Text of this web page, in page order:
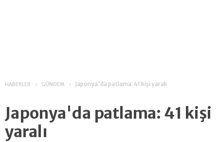
HABERLER GÜNDEM Japonya'da patlama: 41 kişi yaralı
Japonya'da patlama: 41 kişi
yaralı